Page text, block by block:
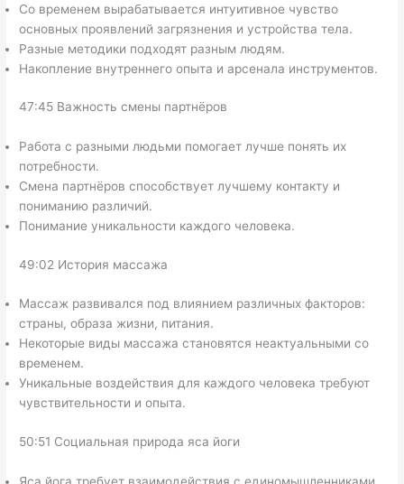
Со временем вырабатывается интуитивное чувство
основных проявлений загрязнения и устройства тела.
Разные методики подходят разным людям.
Накопление внутреннего опыта и арсенала инструментов.
47:45 Важность смены партнёров
Работа с разными людьми помогает лучше понять их
потребности.
Смена партнёров способствует лучшему контакту и
пониманию различий.
Понимание уникальности каждого человека.
49:02 История массажа
Массаж развивался под влиянием различных факторов:
страны, образа жизни, питания.
Некоторые виды массажа становятся неактуальными со
временем.
Уникальные воздействия для каждого человека требуют
чувствительности и опыта.
50:51 Социальная природа яса йоги